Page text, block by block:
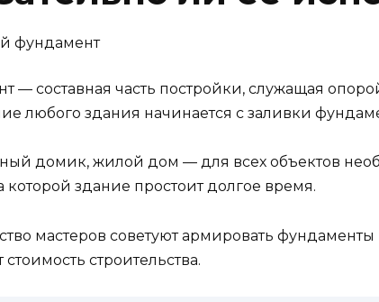
— составная часть постройки, служащая
любого здания начинается с заливки
домик, жилой дом — для всех объектов
которой здание простоит долгое время.
мастеров советуют армировать
строительства.